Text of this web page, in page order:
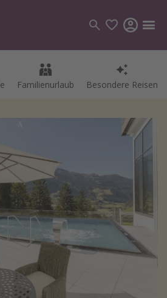
Familienurlaub Besondere Reisen